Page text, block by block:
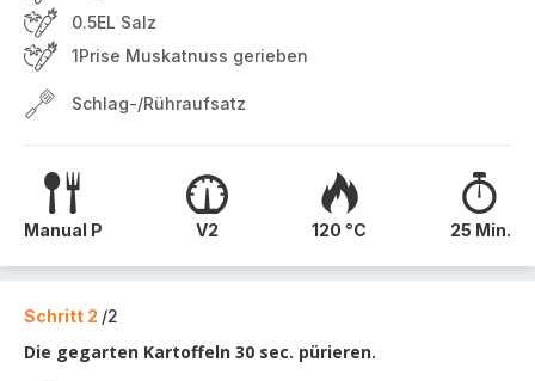
0.5EL Salz
1Prise Muskatnuss gerieben
Schlag-/Rühraufsatz
Manual P V2 120 °C 25 Min.
Schritt 2 /2
Die gegarten Kartoffeln 30 sec. pürieren.